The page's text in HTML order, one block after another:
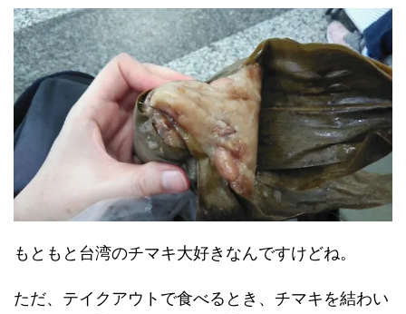
もともと台湾のチマキ大好きなんですけどね。
ただ、テイクアウトで食べるとき、チマキを結わい